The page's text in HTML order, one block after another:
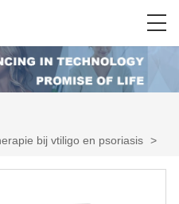
bij vtiligo en psoriasis >